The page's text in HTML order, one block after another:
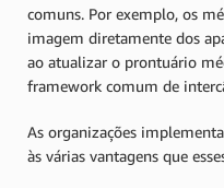
comuns. Por exemplo, os
imagem diretamente dos
ao atualizar o prontuário
framework comum de
As organizações
às várias vantagens que